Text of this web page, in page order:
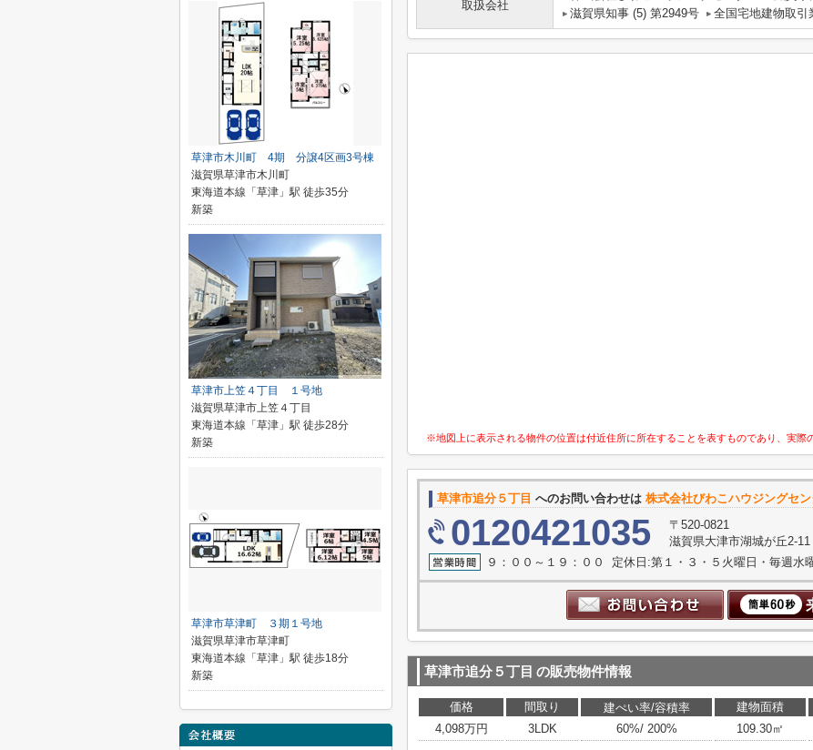
取扱会社
滋賀県知事 (5) 第2949号
全国宅地建物取引
※地図上に表示される物件の位置は付近住所に所在することを表すものであり、実際
草津市追分５丁目 へのお問い合わせは 株式会社びわこハウジングセ
0120421035
〒520-0821
滋賀県大津市湖城が丘2-11
９：００～１９：００ 定休日:第１・３・５火曜日・毎週水
草津市追分５丁目 の販売物件情報
価格 間取り 建ぺい率/容積率 建物面積
4,098万円
3LDK 60%/ 200% 109.30㎡
草津市木川町 4期 分譲4区画3号棟
滋賀県草津市木川町
東海道本線「草津」駅 徒歩35分
新築
草津市上笠４丁目 １号地
滋賀県草津市上笠４丁目
東海道本線「草津」駅 徒歩28分
新築
草津市草津町 ３期１号地
滋賀県草津市草津町
東海道本線「草津」駅 徒歩18分
新築